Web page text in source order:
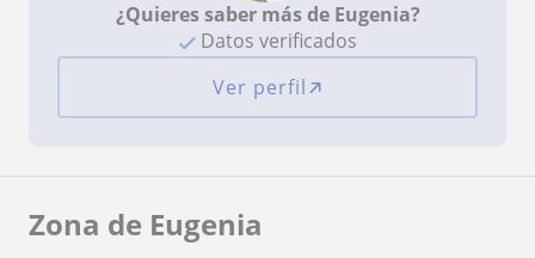
¿Quieres saber más de Eugenia?
Datos verificados
Ver perfil
Zona de Eugenia